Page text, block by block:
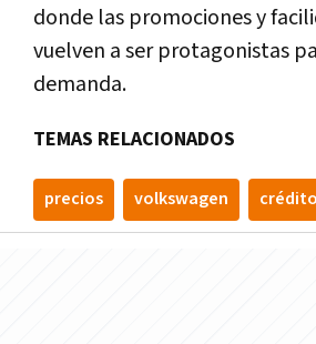
donde las promociones y
vuelven a ser protagonistas
demanda.
TEMAS RELACIONADOS
precios volkswagen crédito